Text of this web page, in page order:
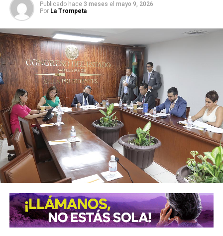
Publicado hace 3 meses el mayo 9, 2026
Por La Trompeta